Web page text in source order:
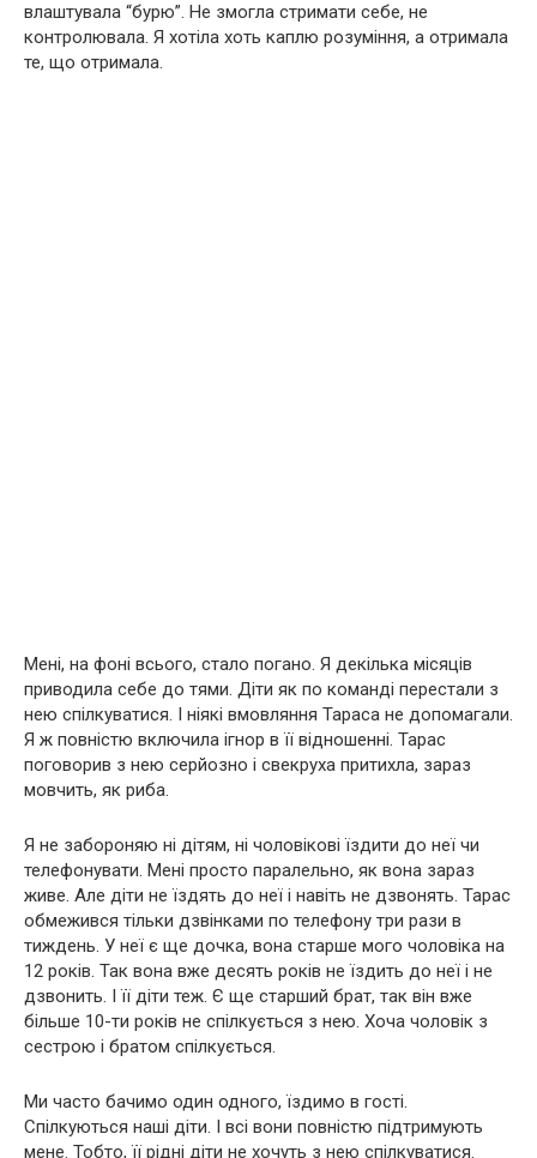
влаштувала “бурю”. Не змогла стримати себе, не
контролювала. Я хотіла хоть каплю розуміння, а отримала
те, що отримала.
Мені, на фоні всього, стало погано. Я декілька місяців
приводила себе до тями. Діти як по команді перестали з
нею спілкуватися. І ніякі вмовляння Тараса не допомагали.
Я ж повністю включила ігнор в її відношенні. Тарас
поговорив з нею серйозно і свекруха притихла, зараз
мовчить, як риба.
Я не забороняю ні дітям, ні чоловікові їздити до неї чи
телефонувати. Мені просто паралельно, як вона зараз
живе. Але діти не їздять до неї і навіть не дзвонять. Тарас
обмежився тільки дзвінками по телефону три рази в
тиждень. У неї є ще дочка, вона старше мого чоловіка на
12 років. Так вона вже десять років не їздить до неї і не
дзвонить. І її діти теж. Є ще старший брат, так він вже
більше 10-ти років не спілкується з нею. Хоча чоловік з
сестрою і братом спілкується.
Ми часто бачимо один одного, їздимо в гості.
Спілкуються наші діти. І всі вони повністю підтримують
мене. Тобто, її рідні діти не хочуть з нею спілкуватися.